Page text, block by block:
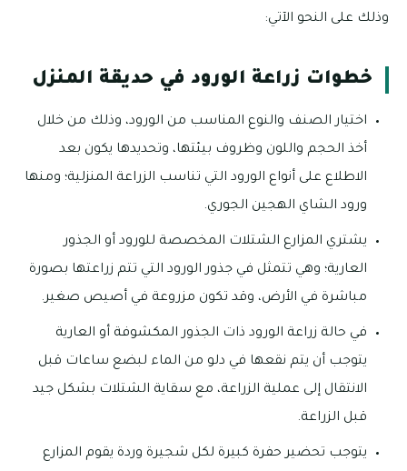
وذلك على النحو الآتي:
خطوات زراعة الورود في حديقة المنزل
اختيار الصنف والنوع المناسب من الورود، وذلك من خلال
أخذ الحجم واللون وظروف بيئتها، وتحديدها يكون بعد
الاطلاع على أنواع الورود التي تناسب الزراعة المنزلية؛ ومنها
ورود الشاي الهجين الجوري.
يشتري المزارع الشتلات المخصصة للورود أو الجذور
العارية؛ وهي تتمثل في جذور الورود التي تتم زراعتها بصورة
مباشرة في الأرض، وقد تكون مزروعة في أصيص صغير.
في حالة زراعة الورود ذات الجذور المكشوفة أو العارية
يتوجب أن يتم نقعها في دلو من الماء لبضع ساعات قبل
الانتقال إلى عملية الزراعة، مع سقاية الشتلات بشكل جيد
قبل الزراعة.
يتوجب تحضير حفرة كبيرة لكل شجيرة وردة يقوم المزارع